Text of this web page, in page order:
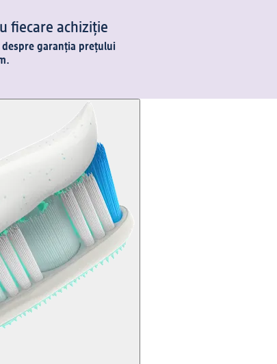
fiecare achiziție
garanția prețului